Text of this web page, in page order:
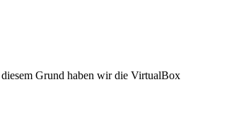
Grund haben wir die VirtualBox